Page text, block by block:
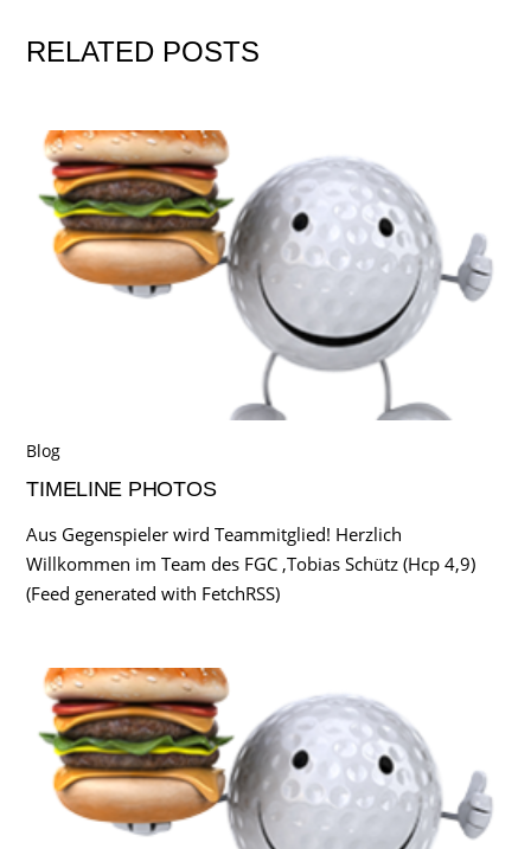
RELATED POSTS
Blog
TIMELINE PHOTOS
Aus Gegenspieler wird Teammitglied! Herzlich
Willkommen im Team des FGC ,Tobias Schütz (Hcp 4,9)
(Feed generated with FetchRSS)